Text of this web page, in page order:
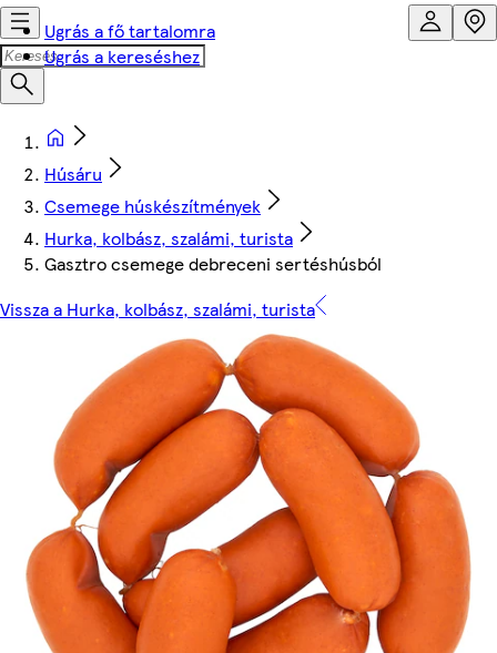
Ugrás a fő tartalomra
Ugrás a kereséshez
Húsáru
Csemege húskészítmények
Hurka, kolbász, szalámi, turista
Gasztro csemege debreceni sertéshúsból
Vissza a Hurka, kolbász, szalámi, turista